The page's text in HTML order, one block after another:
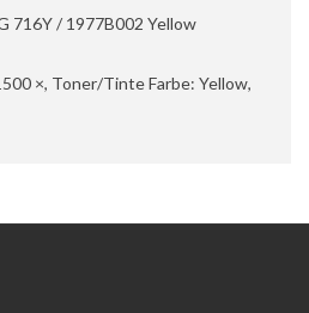
716Y / 1977B002 Yellow
×, Toner/Tinte Farbe: Yellow,